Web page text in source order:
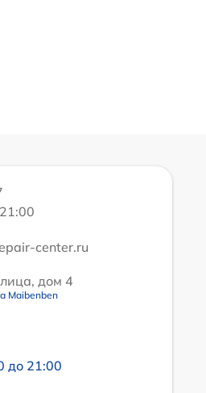
center.ru
дом 4
Maibenben
до 21:00